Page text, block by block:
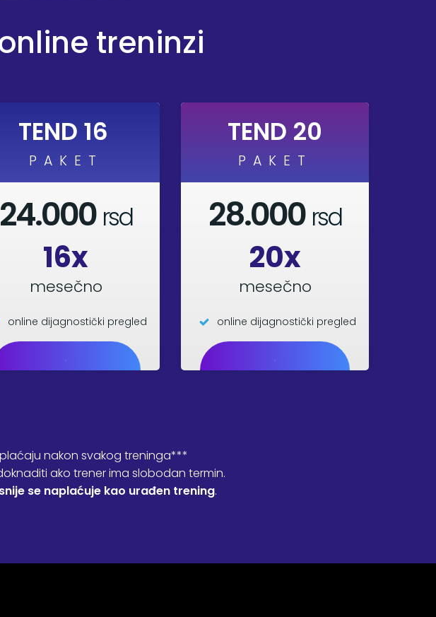
treninzi
TEND 16
PAKET
24.000 rsd
16x
mesečno
online dijagnostički pregled
.
TEND 20
PAKET
28.000 rsd
20x
mesečno
online dijagnostički pregled
.
nakon svakog treninga***
ako trener ima slobodan termin.
se naplaćuje kao urađen trening.